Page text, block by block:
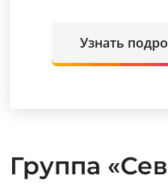
Узнать
Группа